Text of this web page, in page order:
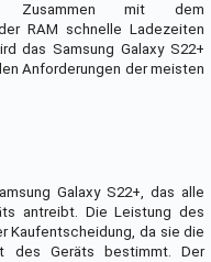
Zusammen mit dem
RAM schnelle Ladezeiten
das Samsung Galaxy S22+
Anforderungen der meisten
Galaxy S22+, das alle
antreibt. Die Leistung des
Kaufentscheidung, da sie die
des Geräts bestimmt. Der